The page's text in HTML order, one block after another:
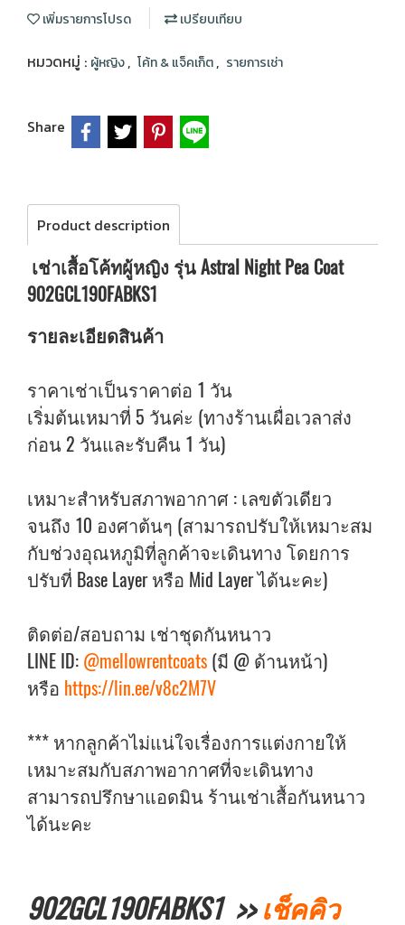
เพิ่มรายการโปรด เปรียบเทียบ
หมวดหมู่ : ผู้หญิง, โค้ท & แจ็คเก็ต, รายการเช่า
Share
Product description
เช่าเสื้อโค้ทผู้หญิง รุ่น Astral Night Pea Coat
902GCL190FABKS1
รายละเอียดสินค้า
ราคาเช่าเป็นราคาต่อ 1 วัน
เริ่มต้นเหมาที่ 5 วันค่ะ (ทางร้านเผื่อเวลาส่ง
ก่อน 2 วันและรับคืน 1 วัน)
เหมาะสำหรับสภาพอากาศ : เลขตัวเดียว
จนถึง 10 องศาต้นๆ (สามารถปรับให้เหมาะสม
กับช่วงอุณหภูมิที่ลูกค้าจะเดินทาง โดยการ
ปรับที่ Base Layer หรือ Mid Layer ได้นะคะ)
ติดต่อ/สอบถาม เช่าชุดกันหนาว
LINE ID: @mellowrentcoats (มี @ ด้านหน้า)
หรือ https://lin.ee/v8c2M7V
*** หากลูกค้าไม่แน่ใจเรื่องการแต่งกายให้
เหมาะสมกับสภาพอากาศที่จะเดินทาง
สามารถปรึกษาแอดมิน ร้านเช่าเสื้อกันหนาว
ได้นะคะ
902GCL190FABKS1 >>เช็คคิว